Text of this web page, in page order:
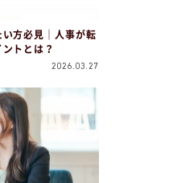
方必見｜人事が転
トとは？
2026.03.27